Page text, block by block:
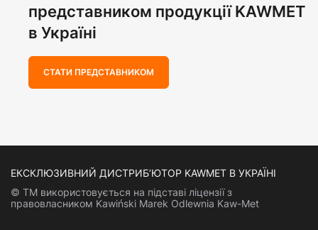
представником продукції KAWMET
в Україні
СТАТИ ПРЕДСТАВНИКОМ
ЕКСКЛЮЗИВНИЙ ДИСТРИБ’ЮТОР KAWMET В УКРАЇНІ
© ТМ використовується на підставі ліцензії з
правовласником Kawiński Marek Odlewnia Kaw-Met